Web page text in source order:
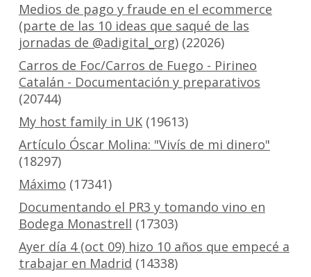
Medios de pago y fraude en el ecommerce
(parte de las 10 ideas que saqué de las
jornadas de @adigital_org)(22026)
Carros de Foc/Carros de Fuego - Pirineo
Catalán - Documentación y preparativos
(20744)
My host family in UK(19613)
Artículo Óscar Molina: "Vivís de mi dinero"
(18297)
Máximo (17341)
Documentando el PR3 y tomando vino en
Bodega Monastrell (17303)
Ayer día 4 (oct 09) hizo 10 años que empecé a
trabajar en Madrid (14338)